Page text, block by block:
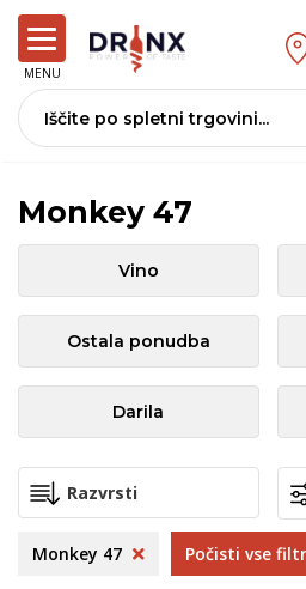
MENU
Monkey 47
Vino
Ostala ponudba
Darila
Monkey 47 Počisti vse